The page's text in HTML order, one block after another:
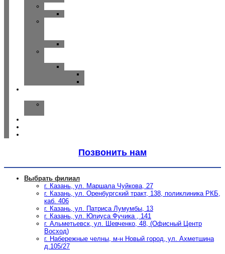
Позвонить нам
Выбрать филиал
г. Казань, ул. Маршала Чуйкова, 27
г. Казань, ул. Оренбургский тракт, 138, поликлиника РКБ,
каб. 406
г. Казань, ул. Патриса Лумумбы, 13
г. Казань, ул. Юлиуса Фучика , 141
г. Альметьевск, ул. Шевченко, 48, (Офисный Центр
Восход)
г. Набережные челны, м-н Новый город, ул. Ахметшина
д.105/27